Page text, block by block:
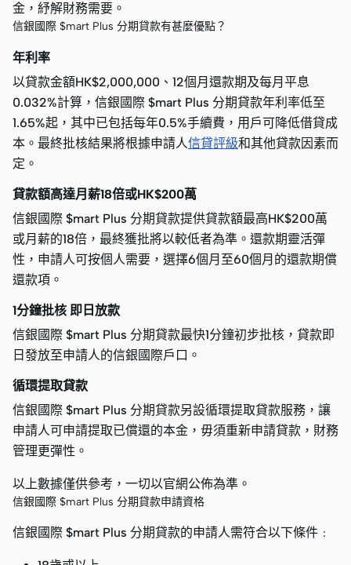
金，紓解財務需要。
信銀國際 $mart Plus 分期貸款有甚麼優點？
年利率
以貸款金額HK$2,000,000、12個月還款期及每月平息
0.032%計算，信銀國際 $mart Plus 分期貸款年利率低至
1.65%起，其中已包括每年0.5%手續費，用戶可降低借貸成
本。最終批核結果將根據申請人信貸評級和其他貸款因素而
定。
貸款額高達月薪18倍或HK$200萬
信銀國際 $mart Plus 分期貸款提供貸款額最高HK$200萬
或月薪的18倍，最終獲批將以較低者為準。還款期靈活彈
性，申請人可按個人需要，選擇6個月至60個月的還款期償
還款項。
1分鐘批核 即日放款
信銀國際 $mart Plus 分期貸款最快1分鐘初步批核，貸款即
日發放至申請人的信銀國際戶口。
循環提取貸款
信銀國際 $mart Plus 分期貸款另設循環提取貸款服務，讓
申請人可申請提取已償還的本金，毋須重新申請貸款，財務
管理更彈性。
以上數據僅供參考，一切以官網公佈為準。
信銀國際 $mart Plus 分期貸款申請資格
信銀國際 $mart Plus 分期貸款的申請人需符合以下條件﹕